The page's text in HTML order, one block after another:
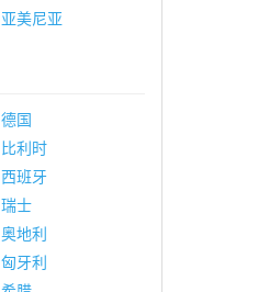
亚美尼亚
德国
比利时
西班牙
瑞士
奥地利
匈牙利